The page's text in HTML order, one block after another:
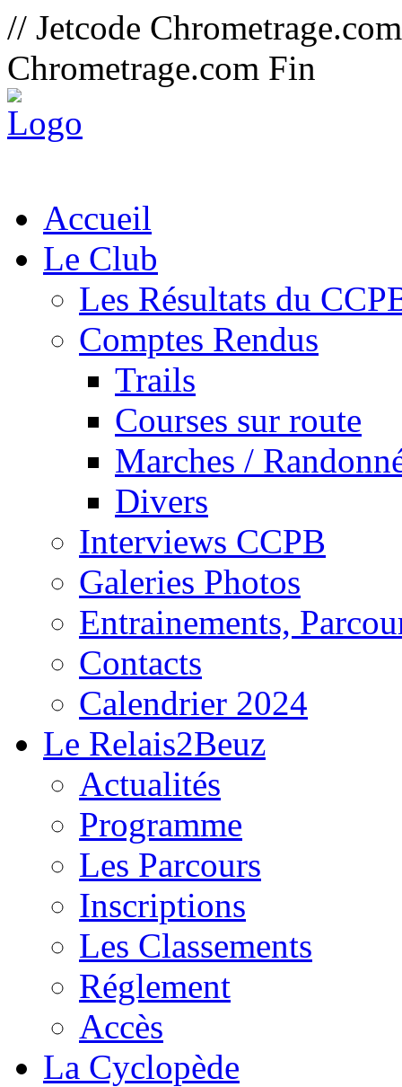
// Jetcode
Chrometrage.com Fin
Accueil
Le Club
Les Résultats du
Comptes Rendus
Trails
Courses sur route
Marches /
Divers
Interviews CCPB
Galeries Photos
Entrainements,
Contacts
Calendrier 2024
Le Relais2Beuz
Actualités
Programme
Les Parcours
Inscriptions
Les Classements
Réglement
Accès
La Cyclopède